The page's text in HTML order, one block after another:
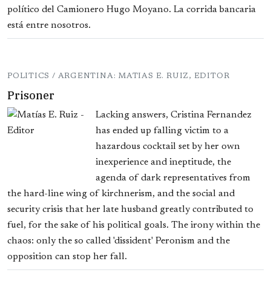
político del Camionero Hugo Moyano. La corrida bancaria
está entre nosotros.
POLITICS / ARGENTINA: MATIAS E. RUIZ, EDITOR
Prisoner
Lacking answers, Cristina Fernandez
has ended up falling victim to a
hazardous cocktail set by her own
inexperience and ineptitude, the
agenda of dark representatives from
the hard-line wing of kirchnerism, and the social and
security crisis that her late husband greatly contributed to
fuel, for the sake of his political goals. The irony within the
chaos: only the so called 'dissident' Peronism and the
opposition can stop her fall.